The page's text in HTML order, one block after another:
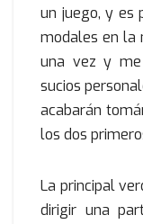
un juego, y es
modales en la
una vez y me
sucios
acabarán
los dos
La principal
dirigir una